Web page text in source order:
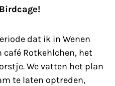
dat ik in Wenen
café Rotkehlchen, het
We vatten het plan
te laten optreden,